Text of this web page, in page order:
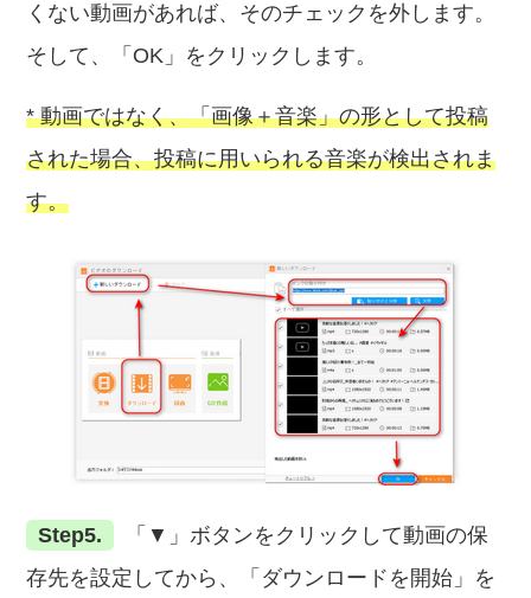
くない動画があれば、そのチェックを外します。
そして、「OK」をクリックします。
* 動画ではなく、「画像＋音楽」の形として投稿
された場合、投稿に用いられる音楽が検出されま
す。
Step5.
「▼」ボタンをクリックして動画の保
存先を設定してから、「ダウンロードを開始」を